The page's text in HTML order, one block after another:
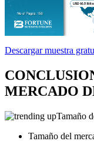
Descargar muestra
MERCADO
Tamaño
Tamaño del